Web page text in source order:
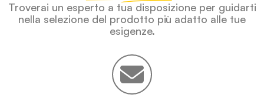
Troverai un esperto a tua disposizione per guidarti
nella selezione del prodotto più adatto alle tue
esigenze.